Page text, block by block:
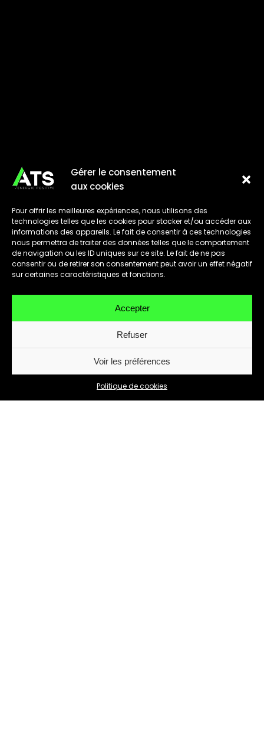
Gérer le consentement
aux cookies
Pour offrir les meilleures expériences, nous utilisons des
technologies telles que les cookies pour stocker et/ou accéder aux
informations des appareils. Le fait de consentir à ces technologies
nous permettra de traiter des données telles que le comportement
de navigation ou les ID uniques sur ce site. Le fait de ne pas
consentir ou de retirer son consentement peut avoir un effet négatif
sur certaines caractéristiques et fonctions.
Accepter
Refuser
Voir les préférences
Politique de cookies